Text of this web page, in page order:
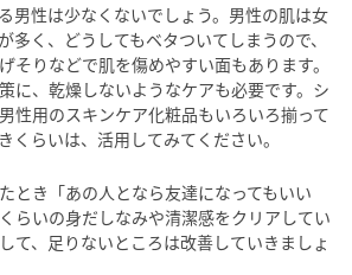
男性は少なくないでしょう。男性の肌は女
多く、どうしてもベタついてしまうので、
そりなどで肌を傷めやすい面もあります。
に、乾燥しないようなケアも必要です。シ
性用のスキンケア化粧品もいろいろ揃って
くらいは、活用してみてください。
とき「あの人となら友達になってもいい
らいの身だしなみや清潔感をクリアしてい
て、足りないところは改善していきましょ